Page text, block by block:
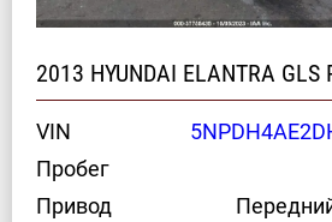
2013 HYUNDAI ELANTRA GLS
VIN
Пробег
Привод